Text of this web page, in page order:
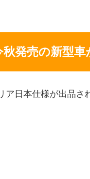
発売の新型車
日本仕様が出品さ